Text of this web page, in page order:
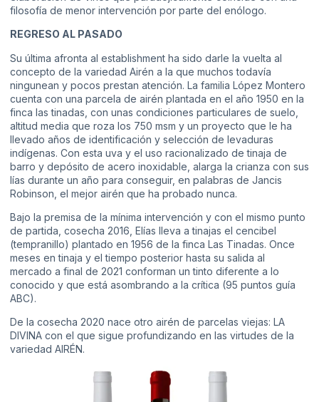
filosofía de menor intervención por parte del enólogo.
REGRESO AL PASADO
Su última afronta al establishment ha sido darle la vuelta al
concepto de la variedad Airén a la que muchos todavía
ningunean y pocos prestan atención. La familia López Montero
cuenta con una parcela de airén plantada en el año 1950 en la
finca las tinadas, con unas condiciones particulares de suelo,
altitud media que roza los 750 msm y un proyecto que le ha
llevado años de identificación y selección de levaduras
indígenas. Con esta uva y el uso racionalizado de tinaja de
barro y depósito de acero inoxidable, alarga la crianza con sus
lías durante un año para conseguir, en palabras de Jancis
Robinson, el mejor airén que ha probado nunca.
Bajo la premisa de la mínima intervención y con el mismo punto
de partida, cosecha 2016, Elías lleva a tinajas el cencibel
(tempranillo) plantado en 1956 de la finca Las Tinadas. Once
meses en tinaja y el tiempo posterior hasta su salida al
mercado a final de 2021 conforman un tinto diferente a lo
conocido y que está asombrando a la crítica (95 puntos guía
ABC).
De la cosecha 2020 nace otro airén de parcelas viejas: LA
DIVINA con el que sigue profundizando en las virtudes de la
variedad AIRÉN.